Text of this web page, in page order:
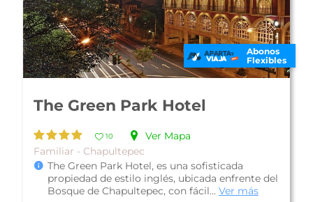
Abonos
Flexibles
Hotel Room Mate Valentina
10
Ver Mapa
Boutique - Zona Rosa
Hotel Room Mate Valentina, es una propiedad
rodeada de un ambiente cosmopolita, gracias a
su privilegiada ubicación en la ...Ver más